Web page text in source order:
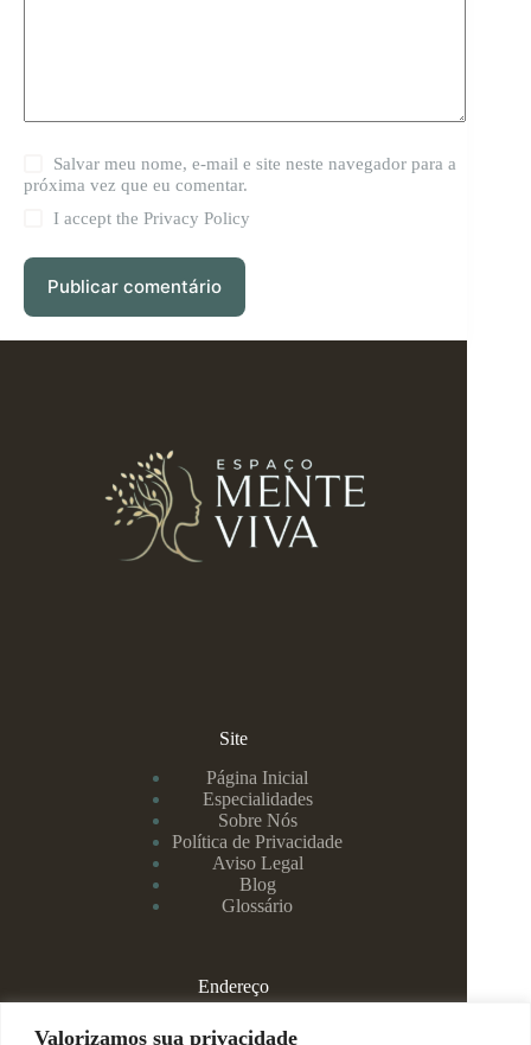
Valorizamos sua privacidade
Salvar meu nome, e-mail e site neste navegador para a
próxima vez que eu comentar.
I accept thePrivacy Policy
Publicar comentário
Site
Página Inicial
Especialidades
Sobre Nós
Política de Privacidade
Aviso Legal
Blog
Glossário
Endereço
Rua Rei Alberto, 108 / 705 - Centro - Juiz de Fora/MG